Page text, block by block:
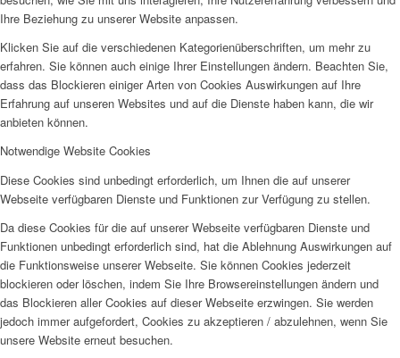
Ihre Beziehung zu unserer Website anpassen.
Klicken Sie auf die verschiedenen Kategorienüberschriften, um mehr zu
erfahren. Sie können auch einige Ihrer Einstellungen ändern. Beachten Sie,
dass das Blockieren einiger Arten von Cookies Auswirkungen auf Ihre
Erfahrung auf unseren Websites und auf die Dienste haben kann, die wir
anbieten können.
Notwendige Website Cookies
Diese Cookies sind unbedingt erforderlich, um Ihnen die auf unserer
Webseite verfügbaren Dienste und Funktionen zur Verfügung zu stellen.
Da diese Cookies für die auf unserer Webseite verfügbaren Dienste und
Funktionen unbedingt erforderlich sind, hat die Ablehnung Auswirkungen auf
die Funktionsweise unserer Webseite. Sie können Cookies jederzeit
blockieren oder löschen, indem Sie Ihre Browsereinstellungen ändern und
das Blockieren aller Cookies auf dieser Webseite erzwingen. Sie werden
jedoch immer aufgefordert, Cookies zu akzeptieren / abzulehnen, wenn Sie
unsere Website erneut besuchen.